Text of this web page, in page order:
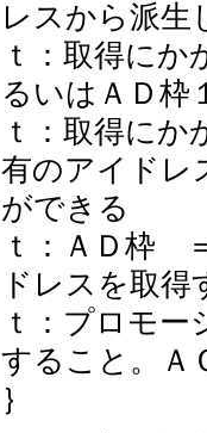
レスから派生
ｔ：取得に
るいはＡＤ枠
ｔ：取得に
有のアイドレ
ができる
ｔ：ＡＤ枠
ドレスを取
ｔ：プロモ
すること。Ａ
｝